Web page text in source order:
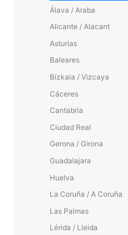
Álava / Araba
Alicante / Alacant
Asturias
Baleares
Bizkaia / Vizcaya
Cáceres
Cantabria
Ciudad Real
Gerona / Girona
Guadalajara
Huelva
La Coruña / A Coruña
Las Palmas
Lérida / Lleida